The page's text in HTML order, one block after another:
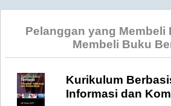
Pelanggan yang Membeli
Membeli Buku
Kurikulum
Informasi dan